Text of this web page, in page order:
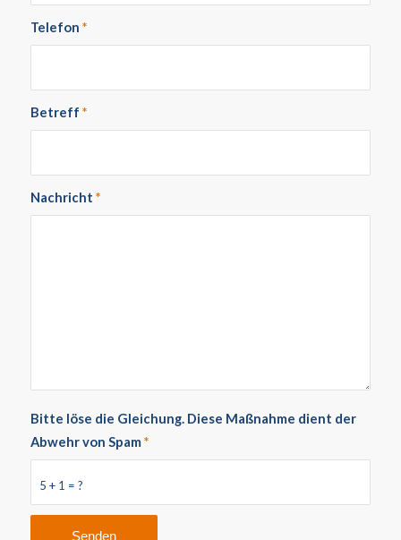
Telefon *
Betreff *
Nachricht *
5 + 1 = ?
Bitte löse die Gleichung. Diese Maßnahme dient der
Abwehr von Spam*